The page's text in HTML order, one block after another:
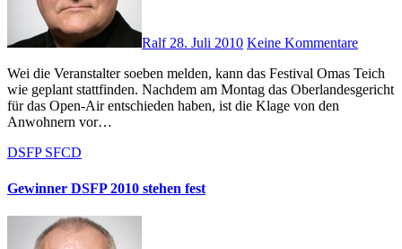
Ralf28. Juli 2010 Keine Kommentare
Wei die Veranstalter soeben melden, kann das Festival Omas Teich
wie geplant stattfinden. Nachdem am Montag das Oberlandesgericht
für das Open-Air entschieden haben, ist die Klage von den
Anwohnern vor…
DSFP SFCD
Gewinner DSFP 2010 stehen fest